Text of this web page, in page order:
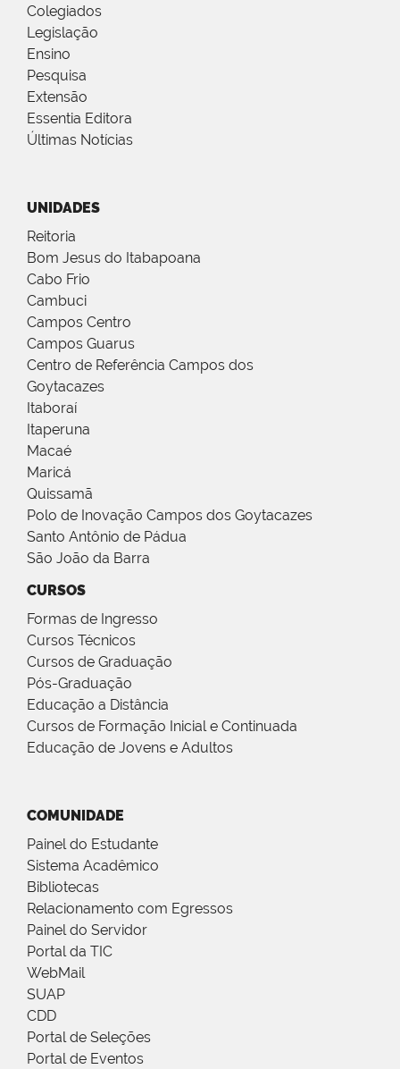
Colegiados
Legislação
Ensino
Pesquisa
Extensão
Essentia Editora
Últimas Notícias
UNIDADES
Reitoria
Bom Jesus do Itabapoana
Cabo Frio
Cambuci
Campos Centro
Campos Guarus
Centro de Referência Campos dos
Goytacazes
Itaboraí
Itaperuna
Macaé
Maricá
Quissamã
Polo de Inovação Campos dos Goytacazes
Santo Antônio de Pádua
São João da Barra
CURSOS
Formas de Ingresso
Cursos Técnicos
Cursos de Graduação
Pós-Graduação
Educação a Distância
Cursos de Formação Inicial e Continuada
Educação de Jovens e Adultos
COMUNIDADE
Painel do Estudante
Sistema Acadêmico
Bibliotecas
Relacionamento com Egressos
Painel do Servidor
Portal da TIC
WebMail
SUAP
CDD
Portal de Seleções
Portal de Eventos